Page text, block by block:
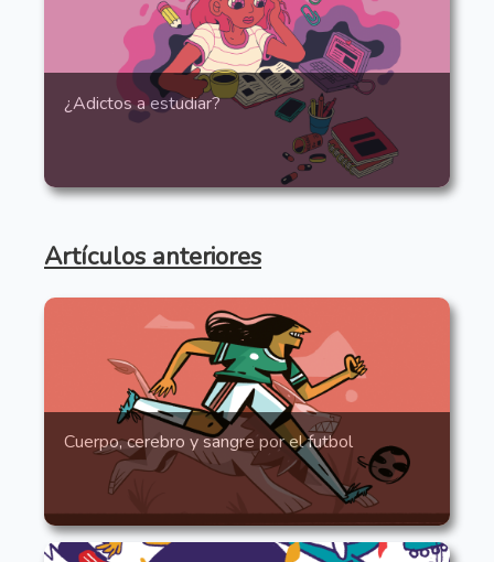
¿Adictos a estudiar?
Artículos anteriores
Cuerpo, cerebro y sangre por el futbol